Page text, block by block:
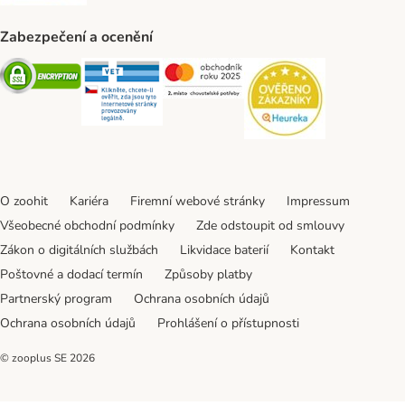
Zabezpečení a ocenění
Security Security Security
O zoohit Kariéra Firemní webové stránky
Impressum
Všeobecné obchodní podmínky
Zde odstoupit od smlouvy
Zákon o digitálních službách
Likvidace baterií
Kontakt
Poštovné a dodací termín
Způsoby platby
Partnerský program
Ochrana osobních údajů
Ochrana osobních údajů
Prohlášení o přístupnosti
© zooplus SE 2026